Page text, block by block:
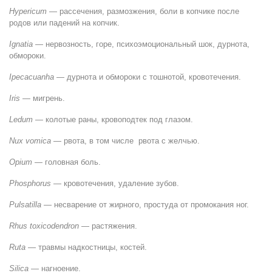
Hypericum — рассечения, размозжения, боли в копчике после
родов или падений на копчик.
Ignatia — нервозность, горе, психоэмоциональный шок, дурнота,
обмороки.
Ipecacuanha — дурнота и обмороки с тошнотой, кровотечения.
Iris — мигрень.
Ledum — колотые раны, кровоподтек под глазом.
Nux vomica — рвота, в том числе рвота с желчью.
Opium — головная боль.
Phosphorus — кровотечения, удаление зубов.
Pulsatilla — несварение от жирного, простуда от промокания ног.
Rhus toxicodendron — растяжения.
Ruta — травмы надкостницы, костей.
Silica — нагноение.